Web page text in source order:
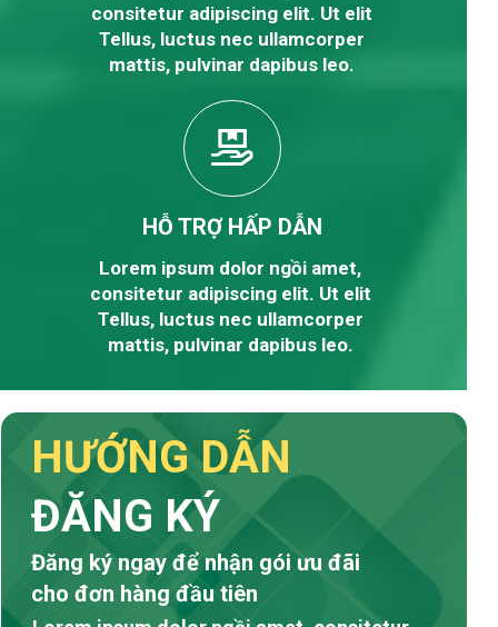
Lorem ipsum dolor ngồi amet,
consitetur adipiscing elit. Ut elit
Tellus, luctus nec ullamcorper
mattis, pulvinar dapibus leo.
HỖ TRỢ HẤP DẪN
consitetur adipiscing elit. Ut elit
Tellus, luctus nec ullamcorper
mattis, pulvinar dapibus leo.
HƯỚNG DẪN
ĐĂNG KÝ
Đăng ký ngay để nhận gói ưu đãi
cho đơn hàng đầu tiên